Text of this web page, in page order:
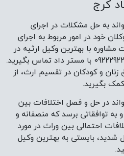
کرج
به حل مشکلات در اجرای
خود در امور مربوط به اجرای
با بهترین وکیل ارثیه در
حیدرآباد از طریق شماره 09222922909 با مستر داد تماس بگیرید.
زنان و کودکان در تقسیم ارث، از
بگیرید.
در حل و فصل اختلافات بین
توافقاتی برسد که منصفانه و
احتمالی بین وراث در مورد
بایستی به بهترین وکیل